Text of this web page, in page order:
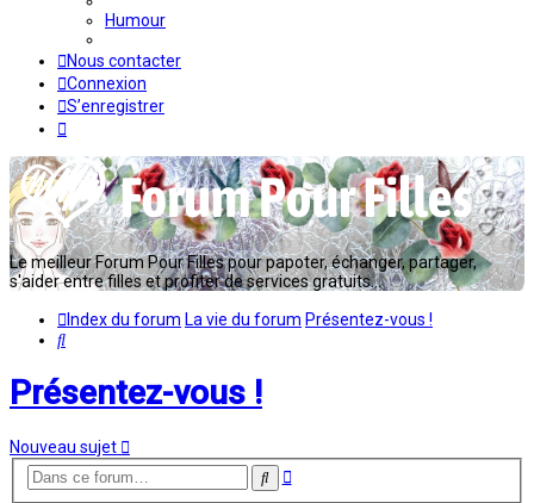
Humour
Nous contacter
Connexion
S’enregistrer
Le meilleur Forum Pour Filles pour papoter, échanger, partager,
s'aider entre filles et profiter de services gratuits...
Index du forum La vie du forum Présentez-vous !
Rechercher
Présentez-vous !
Nouveau sujet
Rechercher
Recherche